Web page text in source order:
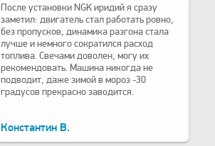
После установки NGK иридий я сразу
заметил: двигатель стал работать ровно,
без пропусков, динамика разгона стала
лучше и немного сократился расход
топлива. Свечами доволен, могу их
рекомендовать. Машина никогда не
подводит, даже зимой в мороз -30
градусов прекрасно заводится.
Константин В.